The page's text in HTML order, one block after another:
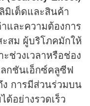
มิเต็ดและสินค้า
และความต้องการ
สม ผู้บริโภคมักให้
ช่วงเวลาหรือช่อง
กชันเอ็กซ์คลูซีฟ
ง การมีส่วนร่วมบน
อย่างรวดเร็ว